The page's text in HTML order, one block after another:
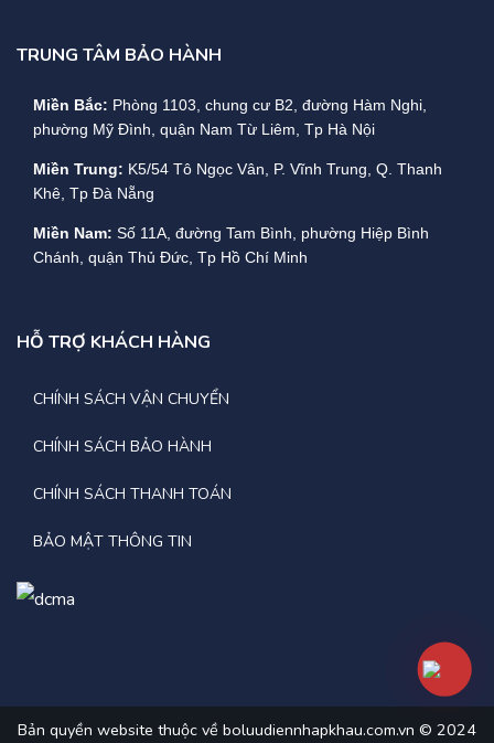
TRUNG TÂM BẢO HÀNH
Miền Bắc: Phòng 1103, chung cư B2, đường Hàm Nghi,
phường Mỹ Đình, quận Nam Từ Liêm, Tp Hà Nội
Miền Trung: K5/54 Tô Ngọc Vân, P. Vĩnh Trung, Q. Thanh
Khê, Tp Đà Nẵng
Miền Nam: Số 11A, đường Tam Bình, phường Hiệp Bình
Chánh, quận Thủ Đức, Tp Hồ Chí Minh
HỖ TRỢ KHÁCH HÀNG
CHÍNH SÁCH VẬN CHUYỂN
CHÍNH SÁCH BẢO HÀNH
CHÍNH SÁCH THANH TOÁN
BẢO MẬT THÔNG TIN
Bản quyền website thuộc về boluudiennhapkhau.com.vn © 2024